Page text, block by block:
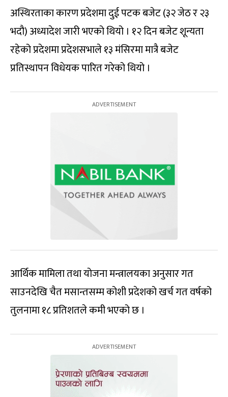
अस्थिरताका कारण प्रदेशमा दुई पटक बजेट (३२ जेठ र २३
भदौ) अध्यादेश जारी भएको थियो । १२ दिन बजेट शून्यता
रहेको प्रदेशमा प्रदेशसभाले १३ मंसिरमा मात्रै बजेट
प्रतिस्थापन विधेयक पारित गरेको थियो ।
आर्थिक मामिला तथा योजना मन्त्रालयका अनुसार गत
साउनदेखि चैत मसान्तसम्म कोशी प्रदेशको खर्च गत वर्षको
तुलनामा १८ प्रतिशतले कमी भएको छ ।